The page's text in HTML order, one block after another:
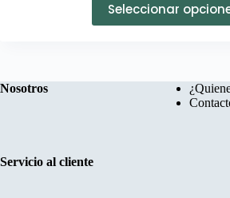
Seleccionarproducto
tiene
opciones
se
Nosotros
Servicio al cliente